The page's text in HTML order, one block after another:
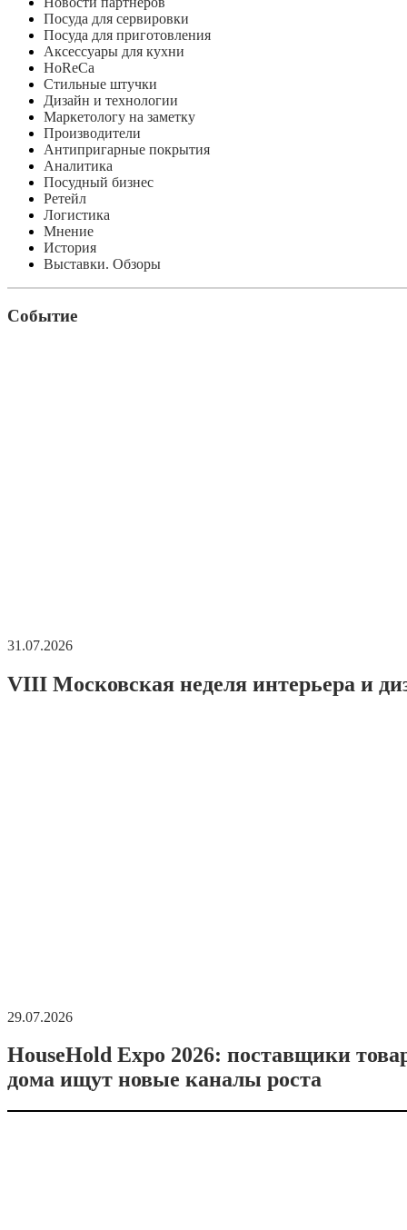
Посуда для сервировки
Посуда для приготовления
Аксессуары для кухни
HoReCa
Стильные штучки
Дизайн и технологии
Маркетологу на заметку
Производители
Антипригарные покрытия
Аналитика
Посудный бизнес
Ретейл
Логистика
Мнение
История
Выставки. Обзоры
Событие
31.07.2026
VIII Московская неделя интерьера и
29.07.2026
HouseHold Expo 2026: поставщики
дома ищут новые каналы роста